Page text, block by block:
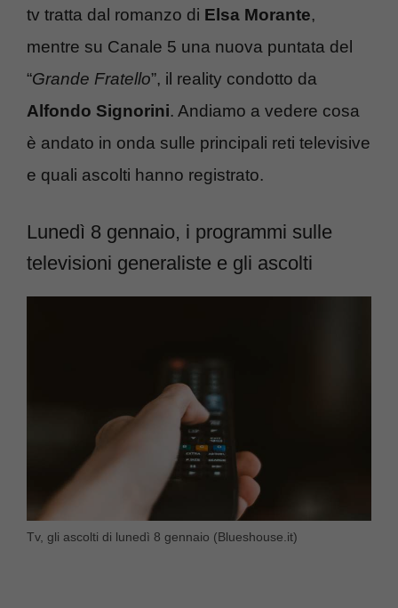
tv tratta dal romanzo di Elsa Morante,
mentre su Canale 5 una nuova puntata del
“Grande Fratello”, il reality condotto da
Alfondo Signorini. Andiamo a vedere cosa
è andato in onda sulle principali reti televisive
e quali ascolti hanno registrato.
Lunedì 8 gennaio, i programmi sulle
televisioni generaliste e gli ascolti
Tv, gli ascolti di lunedì 8 gennaio (Blueshouse.it)